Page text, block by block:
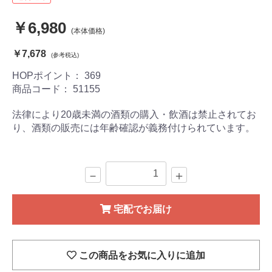
￥6,980 (本体価格)
￥7,678 (参考税込)
HOPポイント： 369
商品コード： 51155
法律により20歳未満の酒類の購入・飲酒は禁止されてお
り、酒類の販売には年齢確認が義務付けられています。
－ ＋
宅配でお届け
この商品をお気に入りに追加